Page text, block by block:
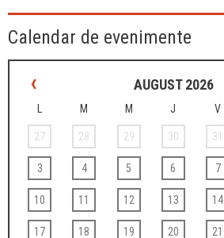
Calendar de evenimente
‹ AUGUST 2026
L M M J V
27 28 29 30 31
3 4 5 6 7
10 11 12 13 14
17 18 19 20 21